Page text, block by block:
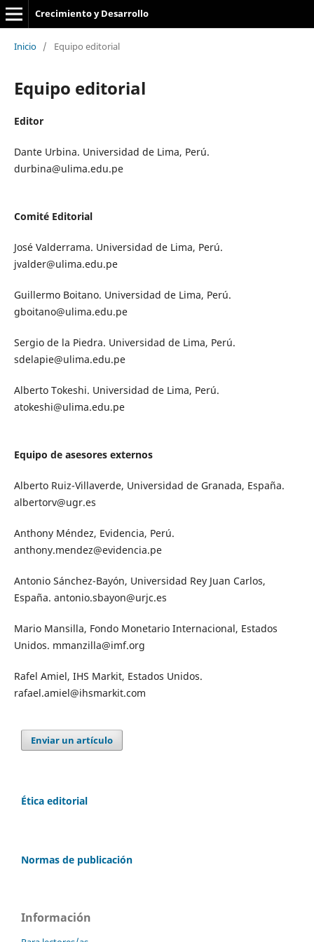
Crecimiento y Desarrollo
Inicio / Equipo editorial
Equipo editorial
Editor
Dante Urbina. Universidad de Lima, Perú.
durbina@ulima.edu.pe
Comité Editorial
José Valderrama. Universidad de Lima, Perú.
jvalder@ulima.edu.pe
Guillermo Boitano. Universidad de Lima, Perú.
gboitano@ulima.edu.pe
Sergio de la Piedra. Universidad de Lima, Perú.
sdelapie@ulima.edu.pe
Alberto Tokeshi. Universidad de Lima, Perú.
atokeshi@ulima.edu.pe
Equipo de asesores externos
Alberto Ruiz-Villaverde, Universidad de Granada, España.
albertorv@ugr.es
Anthony Méndez, Evidencia, Perú.
anthony.mendez@evidencia.pe
Antonio Sánchez-Bayón, Universidad Rey Juan Carlos,
España. antonio.sbayon@urjc.es
Mario Mansilla, Fondo Monetario Internacional, Estados
Unidos. mmanzilla@imf.org
Rafel Amiel, IHS Markit, Estados Unidos.
rafael.amiel@ihsmarkit.com
Enviar un artículo
Ética editorial
Normas de publicación
Información